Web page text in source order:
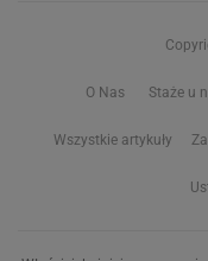
O Nas Staże u
Wszystkie artykuły